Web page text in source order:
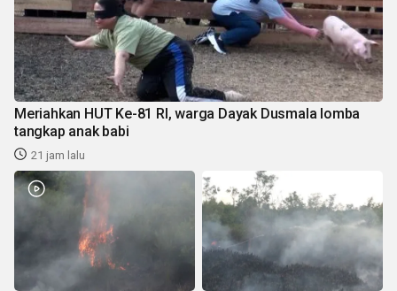
Meriahkan HUT Ke-81 RI, warga Dayak Dusmala lomba
tangkap anak babi
21 jam lalu